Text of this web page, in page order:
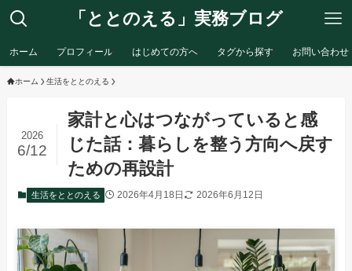
「ととのえる」実務ブログ
ホーム プロフィール はじめての方へ タグから探す お問い合わせ
ホーム 生活をととのえる
家計と心はつながっていると感
じた話：暮らしを整う方向へ戻す
ための再設計
2026
6/12
生活をととのえる 2026年4月18日 2026年6月12日